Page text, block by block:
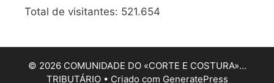
Total de visitantes: 521.654
© 2026 COMUNIDADE DO «CORTE E COSTURA»…
TRIBUTÁRIO• Criado com GeneratePress